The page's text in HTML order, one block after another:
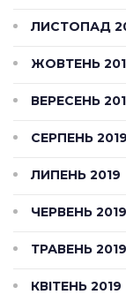
ЛИСТОПАД
ЖОВТЕНЬ
ВЕРЕСЕНЬ
СЕРПЕНЬ 2019
ЛИПЕНЬ 2019
ЧЕРВЕНЬ 2019
ТРАВЕНЬ 2019
КВІТЕНЬ 2019